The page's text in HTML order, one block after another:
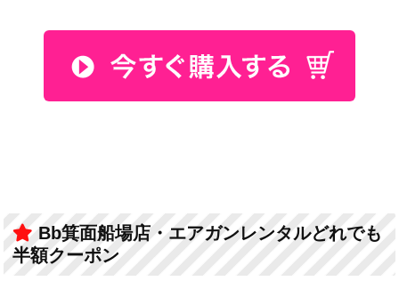
Bb箕面船場店・エアガンレンタルどれでも
半額クーポン